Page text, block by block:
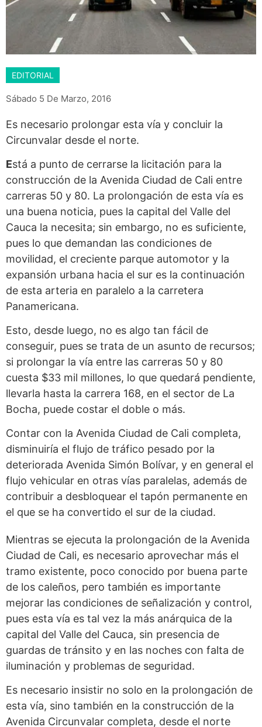
EDITORIAL
Sábado 5 De Marzo, 2016
Es necesario prolongar esta vía y concluir la
Circunvalar desde el norte.
Está a punto de cerrarse la licitación para la
construcción de la Avenida Ciudad de Cali entre
carreras 50 y 80. La prolongación de esta vía es
una buena noticia, pues la capital del Valle del
Cauca la necesita; sin embargo, no es suficiente,
pues lo que demandan las condiciones de
movilidad, el creciente parque automotor y la
expansión urbana hacia el sur es la continuación
de esta arteria en paralelo a la carretera
Panamericana.
Esto, desde luego, no es algo tan fácil de
conseguir, pues se trata de un asunto de recursos;
si prolongar la vía entre las carreras 50 y 80
cuesta $33 mil millones, lo que quedará pendiente,
llevarla hasta la carrera 168, en el sector de La
Bocha, puede costar el doble o más.
Contar con la Avenida Ciudad de Cali completa,
disminuiría el flujo de tráfico pesado por la
deteriorada Avenida Simón Bolívar, y en general el
flujo vehicular en otras vías paralelas, además de
contribuir a desbloquear el tapón permanente en
el que se ha convertido el sur de la ciudad.
Mientras se ejecuta la prolongación de la Avenida
Ciudad de Cali, es necesario aprovechar más el
tramo existente, poco conocido por buena parte
de los caleños, pero también es importante
mejorar las condiciones de señalización y control,
pues esta vía es tal vez la más anárquica de la
capital del Valle del Cauca, sin presencia de
guardas de tránsito y en las noches con falta de
iluminación y problemas de seguridad.
Es necesario insistir no solo en la prolongación de
esta vía, sino también en la construcción de la
Avenida Circunvalar completa, desde el norte